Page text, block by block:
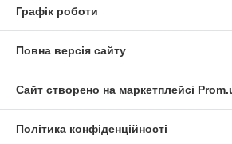
Графік роботи
Повна версія сайту
Сайт створено на маркетплейсі
Політика конфіденційності